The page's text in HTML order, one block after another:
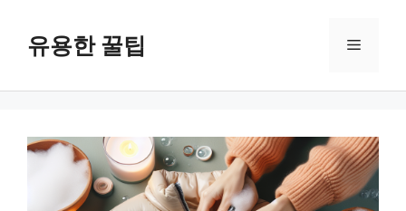
유용한 꿀팁 메